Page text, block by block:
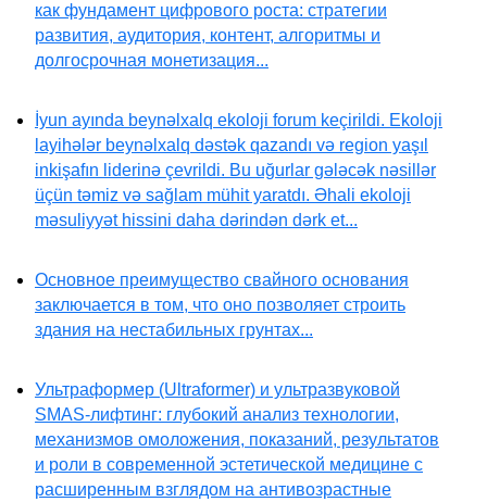
как фундамент цифрового роста: стратегии
развития, аудитория, контент, алгоритмы и
долгосрочная монетизация...
İyun ayında beynəlxalq ekoloji forum keçirildi. Ekoloji
layihələr beynəlxalq dəstək qazandı və region yaşıl
inkişafın liderinə çevrildi. Bu uğurlar gələcək nəsillər
üçün təmiz və sağlam mühit yaratdı. Əhali ekoloji
məsuliyyət hissini daha dərindən dərk et...
Основное преимущество свайного основания
заключается в том, что оно позволяет строить
здания на нестабильных грунтах...
Ультраформер (Ultraformer) и ультразвуковой
SMAS-лифтинг: глубокий анализ технологии,
механизмов омоложения, показаний, результатов
и роли в современной эстетической медицине с
расширенным взглядом на антивозрастные